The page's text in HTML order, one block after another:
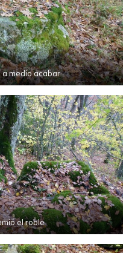
a medio acabar
el roble